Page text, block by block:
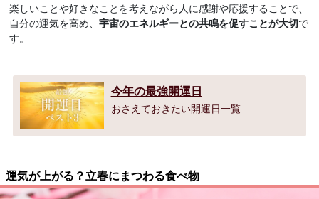
楽しいことや好きなことを考えながら人に感謝や応援することで、
自分の運気を高め、宇宙のエネルギーとの共鳴を促すことが大切で
す。
今年の最強開運日
おさえておきたい開運日一覧
運気が上がる？立春にまつわる食べ物